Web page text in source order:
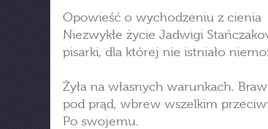
Opowieść o wychodzeniu z cienia
Niezwykłe życie Jadwigi
pisarki, dla której nie istniało
Żyła na własnych warunkach.
pod prąd, wbrew wszelkim
Po swojemu.